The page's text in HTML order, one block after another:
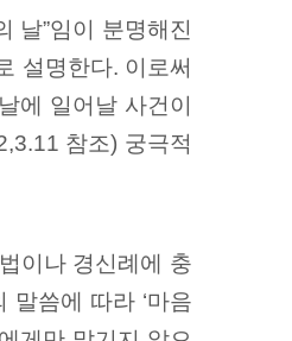
날”임이 분명해진
설명한다. 이로써
에 일어날 사건이
참조) 궁극적
이나 경신례에 충
씀에 따라 ‘마음